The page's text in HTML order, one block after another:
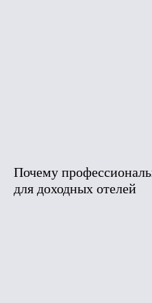
Почему
для доходных отелей